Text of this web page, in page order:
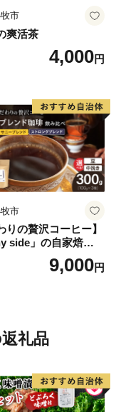
市
爽活茶
4,000円
市
りの贅沢コーヒー】
side」の自家焙煎珈
ド珈琲飲み比べセッ
9,000円
礼品